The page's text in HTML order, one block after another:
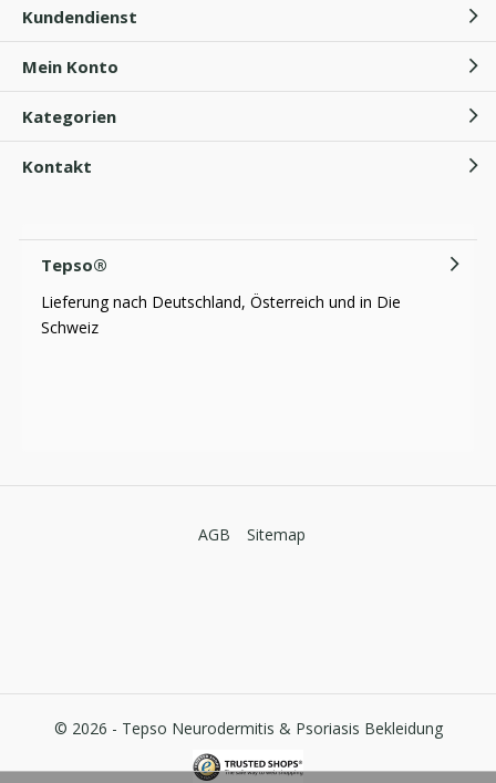
Kundendienst
Mein Konto
Kategorien
Kontakt
Tepso®
Lieferung nach Deutschland, Österreich und in Die
Schweiz
© 2026 - Tepso Neurodermitis & Psoriasis Bekleidung
AGB Sitemap